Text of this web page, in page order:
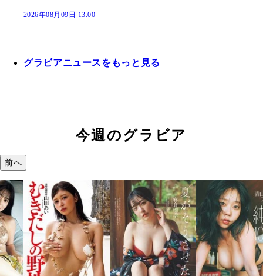
2026年08月09日 13:00
グラビアニュースをもっと見る
今週のグラビア
前へ
溝端 葵『もう
つの、あおい